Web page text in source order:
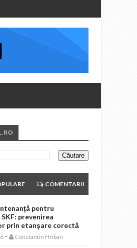
COMENTARII
pentru
prevenirea
prin etanșare corectă
- Constantin Hriban